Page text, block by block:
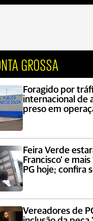
GROSSA
Foragido por
internacional de
preso em
Feira Verde
Francisco' e
PG hoje; confira
Vereadores de